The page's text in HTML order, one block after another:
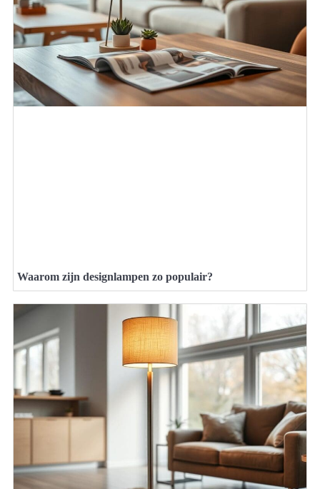
Waarom zijn designlampen zo populair?